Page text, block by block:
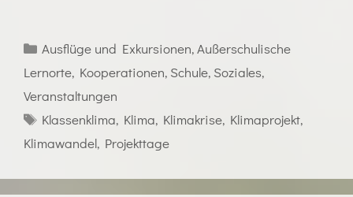
Ausflüge und Exkursionen,Außerschulische
Lernorte, Kooperationen, Schule, Soziales,
Veranstaltungen
Klassenklima, Klima, Klimakrise, Klimaprojekt,
Klimawandel, Projekttage